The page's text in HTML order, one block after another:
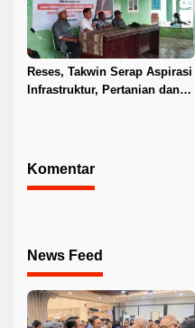
Reses, Takwin Serap Aspirasi
Infrastruktur, Pertanian dan
Komentar
News Feed